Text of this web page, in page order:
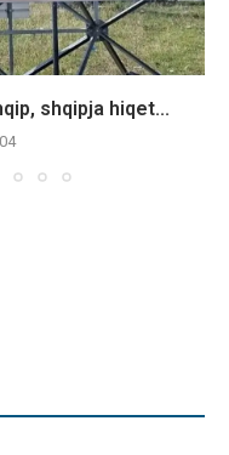
shqipja hiqet...